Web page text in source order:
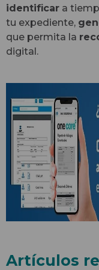
identificar a
tu expediente,
que permita la
digital.
Artículos